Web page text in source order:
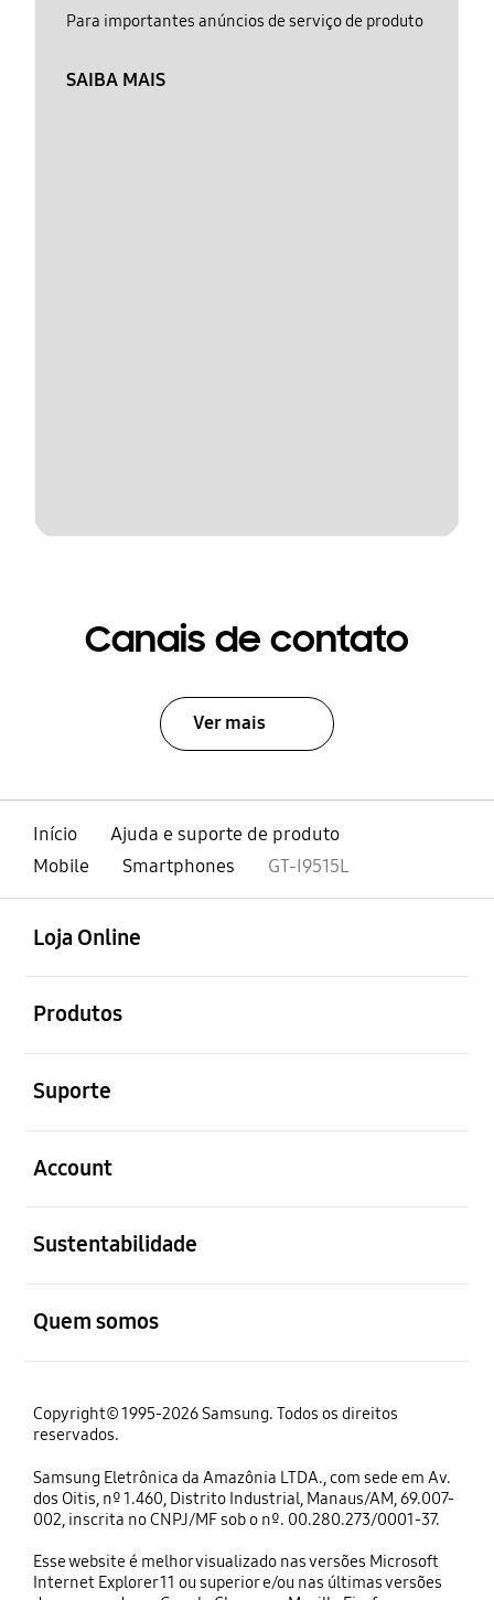
Para importantes anúncios de serviço de produto
SAIBA MAIS
Canais de contato
Ver mais
Início
Ajuda e suporte de produto
Mobile
Smartphones GT-I9515L
Loja Online
Produtos
Suporte
Account
Sustentabilidade
Quem somos
Copyright© 1995-2026 Samsung. Todos os direitos
reservados.
Samsung Eletrônica da Amazônia LTDA., com sede em Av.
dos Oitis, nº 1.460, Distrito Industrial, Manaus/AM, 69.007-
002, inscrita no CNPJ/MF sob o nº. 00.280.273/0001-37.
Esse website é melhor visualizado nas versões Microsoft
Internet Explorer 11 ou superior e/ou nas últimas versões